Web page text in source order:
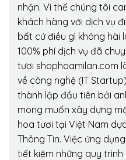
nhận. Vì thế chúng tôi
khách hàng với dịch vụ
bất cứ điều gì không hài
100% phí dịch vụ đã
tươi shophoamilan.com
về công nghệ (IT
thành lập đầu tiên bởi
mong muốn xây dựng
hoa tươi tại Việt Nam
Thông Tin. Việc ứng
tiết kiệm những quy